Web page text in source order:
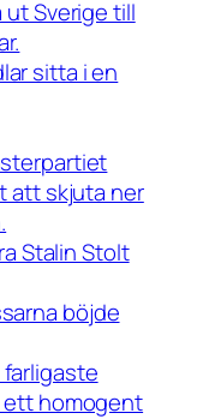
ut Sverige till
sitta i en
att skjuta ner
Stalin Stolt
böjde
farligaste
ett homogent